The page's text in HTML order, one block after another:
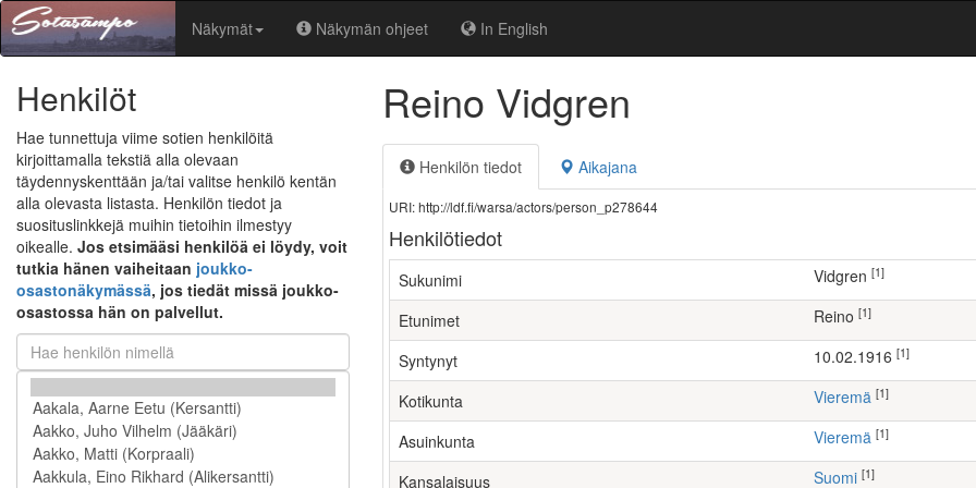
Näkymät Näkymän ohjeet In English
Henkilöt
Hae tunnettuja viime sotien henkilöitä
kirjoittamalla tekstiä alla olevaan
täydennyskenttään ja/tai valitse henkilö kentän
alla olevasta listasta. Henkilön tiedot ja
suosituslinkkejä muihin tietoihin ilmestyy
oikealle. Jos etsimääsi henkilöä ei löydy, voit
tutkia hänen vaiheitaan joukko-
osastonäkymässä, jos tiedät missä joukko-
osastossa hän on palvellut.
Reino Vidgren
Henkilön tiedot Aikajana
URI: http://ldf.fi/warsa/actors/person_p278644
Henkilötiedot
Sukunimi Vidgren [1]
Etunimet Reino [1]
Syntynyt 10.02.1916 [1]
Kotikunta Vieremä [1]
Asuinkunta Vieremä [1]
Kansalaisuus Suomi [1]